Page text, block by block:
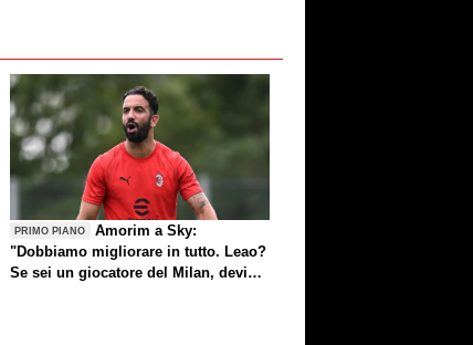
PRIMO PIANO
Amorim a Sky:
"Dobbiamo migliorare in tutto. Leao?
Se sei un giocatore del Milan, devi